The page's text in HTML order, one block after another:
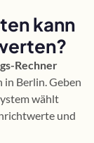
kann
Rechner
Berlin. Geben
wählt
und